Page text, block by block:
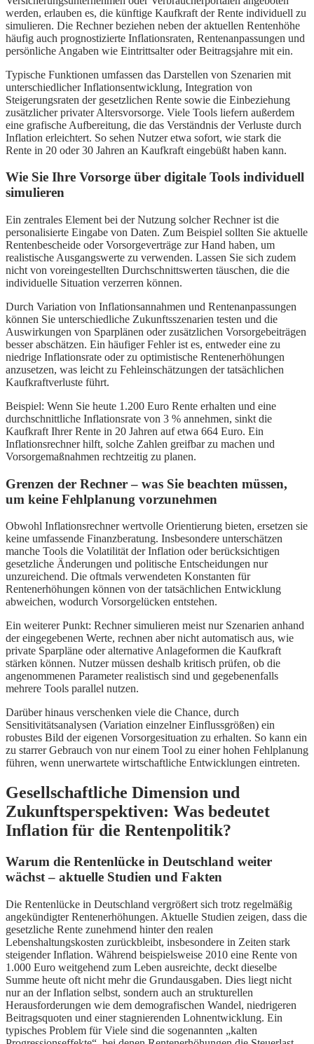
werden, erlauben es, die künftige Kaufkraft der Rente individuell zu
simulieren. Die Rechner beziehen neben der aktuellen Rentenhöhe
häufig auch prognostizierte Inflationsraten, Rentenanpassungen und
persönliche Angaben wie Eintrittsalter oder Beitragsjahre mit ein.
Typische Funktionen umfassen das Darstellen von Szenarien mit
unterschiedlicher Inflationsentwicklung, Integration von
Steigerungsraten der gesetzlichen Rente sowie die Einbeziehung
zusätzlicher privater Altersvorsorge. Viele Tools liefern außerdem
eine grafische Aufbereitung, die das Verständnis der Verluste durch
Inflation erleichtert. So sehen Nutzer etwa sofort, wie stark die
Rente in 20 oder 30 Jahren an Kaufkraft eingebüßt haben kann.
Wie Sie Ihre Vorsorge über digitale Tools individuell
simulieren
Ein zentrales Element bei der Nutzung solcher Rechner ist die
personalisierte Eingabe von Daten. Zum Beispiel sollten Sie aktuelle
Rentenbescheide oder Vorsorgeverträge zur Hand haben, um
realistische Ausgangswerte zu verwenden. Lassen Sie sich zudem
nicht von voreingestellten Durchschnittswerten täuschen, die die
individuelle Situation verzerren können.
Durch Variation von Inflationsannahmen und Rentenanpassungen
können Sie unterschiedliche Zukunftsszenarien testen und die
Auswirkungen von Sparplänen oder zusätzlichen Vorsorgebeiträgen
besser abschätzen. Ein häufiger Fehler ist es, entweder eine zu
niedrige Inflationsrate oder zu optimistische Rentenerhöhungen
anzusetzen, was leicht zu Fehleinschätzungen der tatsächlichen
Kaufkraftverluste führt.
Beispiel: Wenn Sie heute 1.200 Euro Rente erhalten und eine
durchschnittliche Inflationsrate von 3 % annehmen, sinkt die
Kaufkraft Ihrer Rente in 20 Jahren auf etwa 664 Euro. Ein
Inflationsrechner hilft, solche Zahlen greifbar zu machen und
Vorsorgemaßnahmen rechtzeitig zu planen.
Grenzen der Rechner – was Sie beachten müssen,
um keine Fehlplanung vorzunehmen
Obwohl Inflationsrechner wertvolle Orientierung bieten, ersetzen sie
keine umfassende Finanzberatung. Insbesondere unterschätzen
manche Tools die Volatilität der Inflation oder berücksichtigen
gesetzliche Änderungen und politische Entscheidungen nur
unzureichend. Die oftmals verwendeten Konstanten für
Rentenerhöhungen können von der tatsächlichen Entwicklung
abweichen, wodurch Vorsorgelücken entstehen.
Ein weiterer Punkt: Rechner simulieren meist nur Szenarien anhand
der eingegebenen Werte, rechnen aber nicht automatisch aus, wie
private Sparpläne oder alternative Anlageformen die Kaufkraft
stärken können. Nutzer müssen deshalb kritisch prüfen, ob die
angenommenen Parameter realistisch sind und gegebenenfalls
mehrere Tools parallel nutzen.
Darüber hinaus verschenken viele die Chance, durch
Sensitivitätsanalysen (Variation einzelner Einflussgrößen) ein
robustes Bild der eigenen Vorsorgesituation zu erhalten. So kann ein
zu starrer Gebrauch von nur einem Tool zu einer hohen Fehlplanung
führen, wenn unerwartete wirtschaftliche Entwicklungen eintreten.
Gesellschaftliche Dimension und
Zukunftsperspektiven: Was bedeutet
Inflation für die Rentenpolitik?
Warum die Rentenlücke in Deutschland weiter
wächst – aktuelle Studien und Fakten
Die Rentenlücke in Deutschland vergrößert sich trotz regelmäßig
angekündigter Rentenerhöhungen. Aktuelle Studien zeigen, dass die
gesetzliche Rente zunehmend hinter den realen
Lebenshaltungskosten zurückbleibt, insbesondere in Zeiten stark
steigender Inflation. Während beispielsweise 2010 eine Rente von
1.000 Euro weitgehend zum Leben ausreichte, deckt dieselbe
Summe heute oft nicht mehr die Grundausgaben. Dies liegt nicht
nur an der Inflation selbst, sondern auch an strukturellen
Herausforderungen wie dem demografischen Wandel, niedrigeren
Beitragsquoten und einer stagnierenden Lohnentwicklung. Ein
typisches Problem für Viele sind die sogenannten „kalten